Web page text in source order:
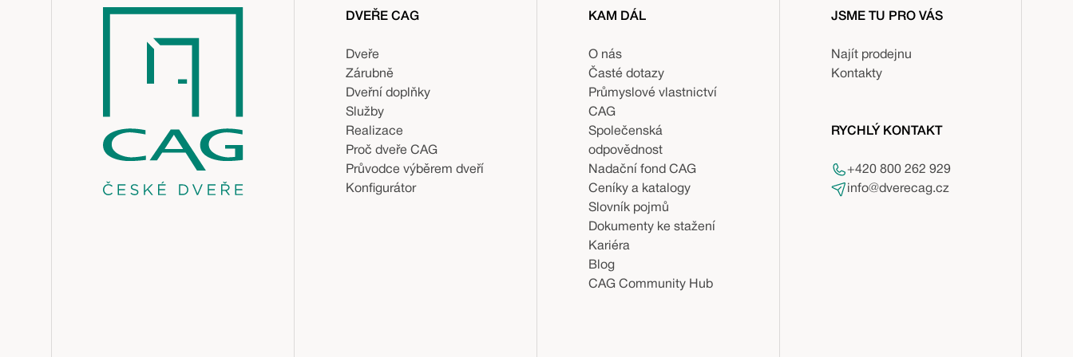
DVEŘE CAG
Dveře
Zárubně
Dveřní doplňky
Služby
Realizace
Proč dveře CAG
Průvodce výběrem dveří
Konfigurátor
KAM DÁL
O nás
Časté dotazy
Průmyslové vlastnictví
CAG
Společenská
odpovědnost
Nadační fond CAG
Ceníky a katalogy
Slovník pojmů
Dokumenty ke stažení
Kariéra
Blog
CAG Community Hub
JSME TU PRO VÁS
Najít prodejnu
Kontakty
RYCHLÝ KONTAKT
+420 800 262 929
info@dverecag.cz